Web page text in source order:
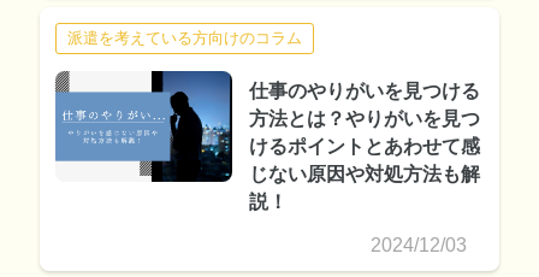
派遣を考えている方向けのコラム
仕事のやりがいを見つける
方法とは？やりがいを見つ
けるポイントとあわせて感
じない原因や対処方法も解
説！
2024/12/03